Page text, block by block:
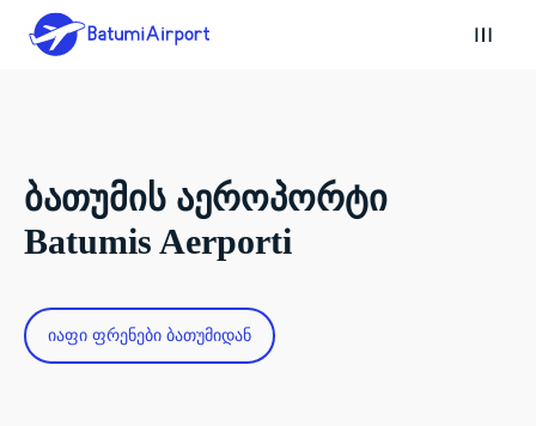
ბათუმის აეროპორტი
Batumis Aerporti
იაფი ფრენები ბათუმიდან